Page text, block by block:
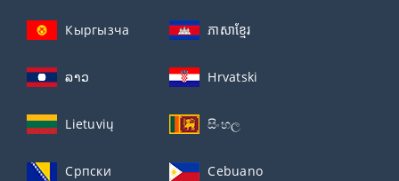
Кыргызча ភាសាខ្មែរ
ລາວ Hrvatski
Lietuvių සිංහල
Српски Cebuano